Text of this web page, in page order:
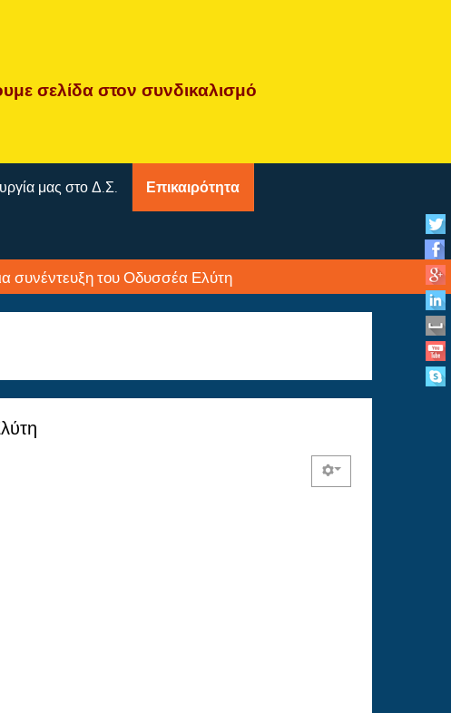
σελίδαστον συνδικαλισμό
μας στο Δ.Σ. Επικαιρότητα
συνέντευξη του Οδυσσέα Ελύτη